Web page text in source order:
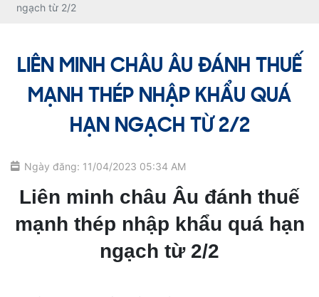
ngạch từ 2/2
LIÊN MINH CHÂU ÂU ĐÁNH THUẾ
MẠNH THÉP NHẬP KHẨU QUÁ
HẠN NGẠCH TỪ 2/2
Ngày đăng: 11/04/2023 05:34 AM
Liên minh châu Âu đánh thuế
mạnh thép nhập khẩu quá hạn
ngạch từ 2/2